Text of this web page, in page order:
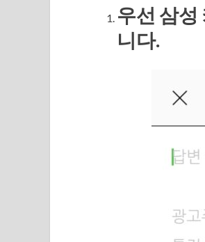
우선 삼성
니다.